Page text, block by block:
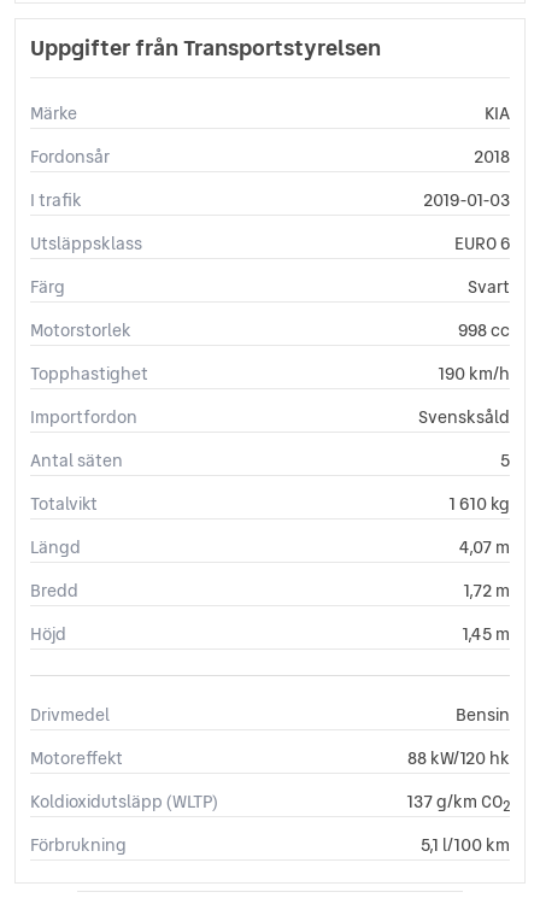
Multifunktionsratt
Plant lastutrymme
Rattvärme
Servostyrning
Sidoairbags
Sidokrockgardiner
Start-/stoppfunktion
Startspärr
Stöldlarm
Tonade rutor
Touch-/Pekskärm
USB-uttag
Yttertemperaturmätare
Uppgifter från Transportstyrelsen
Märke
KIA
Fordonsår
2018
I trafik
2019-01-03
Utsläppsklass
EURO 6
Färg
Svart
Motorstorlek
998 cc
Topphastighet
190 km/h
Importfordon
Svensksåld
Antal säten
5
Totalvikt
1 610 kg
Längd
4,07 m
Bredd
1,72 m
Höjd
1,45 m
Drivmedel
Bensin
Motoreffekt
88 kW/120 hk
Koldioxidutsläpp (WLTP)
137 g/km CO2
Förbrukning 5,1 l/100 km